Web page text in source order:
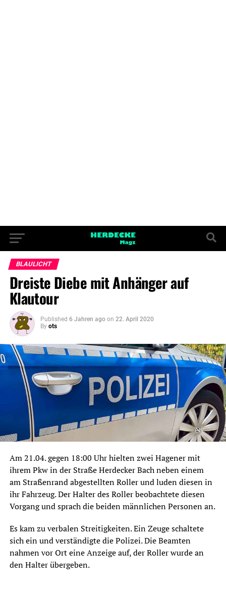
BLAULICHT
Dreiste Diebe mit Anhänger auf
Klautour
Published 6 Jahren ago on 22. April 2020
By ots
Am 21.04. gegen 18:00 Uhr hielten zwei Hagener mit
ihrem Pkw in der Straße Herdecker Bach neben einem
am Straßenrand abgestellten Roller und luden diesen in
ihr Fahrzeug. Der Halter des Roller beobachtete diesen
Vorgang und sprach die beiden männlichen Personen an.
Es kam zu verbalen Streitigkeiten. Ein Zeuge schaltete
sich ein und verständigte die Polizei. Die Beamten
nahmen vor Ort eine Anzeige auf, der Roller wurde an
den Halter übergeben.